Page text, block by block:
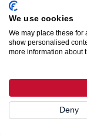
Läs vidare
Glidskydd
We use cookies
We may place these for
show personalised
more information about
Deny